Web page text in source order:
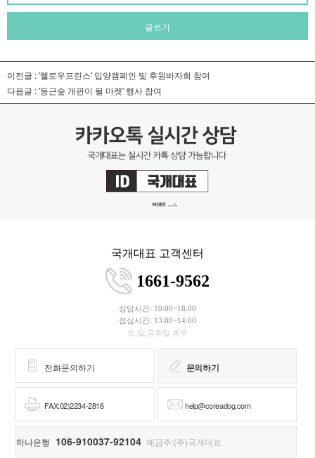
글쓰기
이전글 :'헬로우프린스' 입양캠페인 및 후원바자회 참여
다음글 :'둥근숲 개판이 될 마켓' 행사 참여
국개대표 고객센터
1661-9562
상담시간: 10:00~18:00
점심시간: 13:00~14:00
토,일,공휴일 휴무
전화문의하기 문의하기
FAX:02)2234-2816 help@coreadog.com
하나은행 106-910037-92104 예금주:(주)국개대표